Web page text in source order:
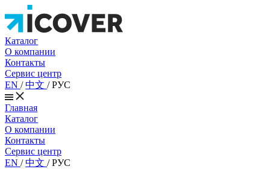
Каталог
О компании
Контакты
Сервис центр
EN /中文 /РУС
Главная
Каталог
О компании
Контакты
Сервис центр
EN /中文 /РУС